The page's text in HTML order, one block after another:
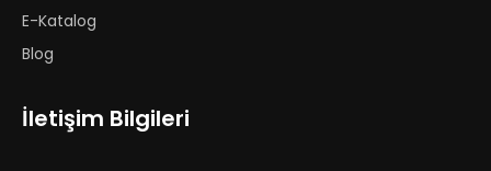
E-Katalog
Blog
İletişim Bilgileri